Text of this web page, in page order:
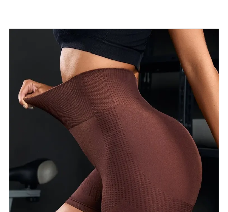
ámbitos de la vida que visitan, orientación y
negociaciones comerciales.